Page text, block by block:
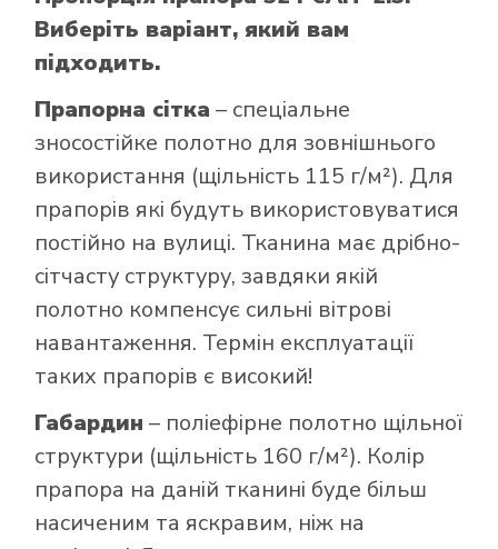
Виберіть варіант, який вам
підходить.
Прапорна сітка – спеціальне
зносостійке полотно для зовнішнього
використання (щільність 115 г/м²). Для
прапорів які будуть використовуватися
постійно на вулиці. Тканина має дрібно-
сітчасту структуру, завдяки якій
полотно компенсує сильні вітрові
навантаження. Термін експлуатації
таких прапорів є високий!
Габардин – поліефірне полотно щільної
структури (щільність 160 г/м²). Колір
прапора на даній тканині буде більш
насиченим та яскравим, ніж на